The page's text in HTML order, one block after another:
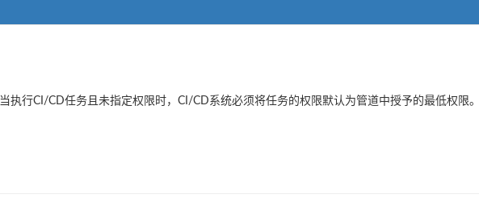
当执行CI/CD任务且未指定权限时，CI/CD系统必须将任务的权限默认为管道中授予的最低权限。